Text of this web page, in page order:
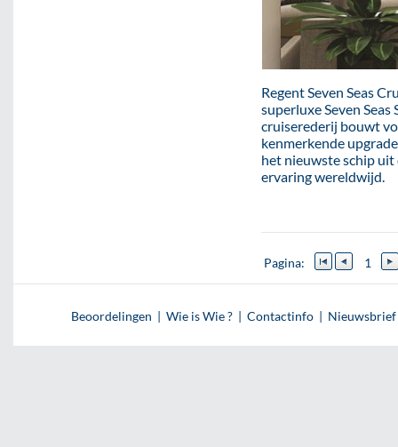
Regent Seven Seas
superluxe Seven
cruiserederij bouwt
kenmerkende
het nieuwste schip
ervaring wereldwijd.
Pagina: 1
Beoordelingen | Wie is Wie ?| Contactinfo| Nieuwsbrief